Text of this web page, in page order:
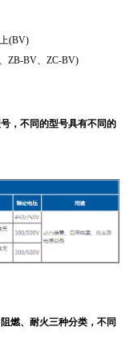
(BV)
ZB-BV、ZC-BV)
，不同的型号具有不同的
燃、耐火三种分类，不同